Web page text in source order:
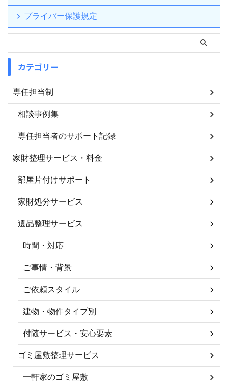
プライバー保護規定
カテゴリー
専任担当制
相談事例集
専任担当者のサポート記録
家財整理サービス・料金
部屋片付けサポート
家財処分サービス
遺品整理サービス
時間・対応
ご事情・背景
ご依頼スタイル
建物・物件タイプ別
付随サービス・安心要素
ゴミ屋敷整理サービス
一軒家のゴミ屋敷